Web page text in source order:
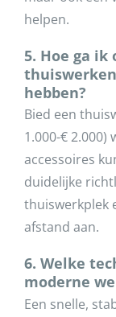
helpen.
5. Hoe ga
hebben?
Bied een
1.000-€ 2.000)
accessoires
duidelijke
thuiswerkplek
afstand aan.
6. Welke
moderne
Een snelle,